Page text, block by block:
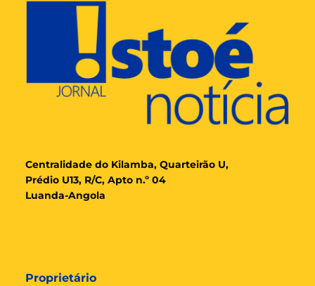
Centralidade do Kilamba, Quarteirão U,
Prédio U13, R/C, Apto n.º 04
Luanda-Angola
Proprietário